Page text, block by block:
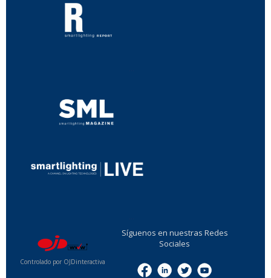
Controlado por OJDinteractiva
Síguenos en nuestras Redes
Sociales